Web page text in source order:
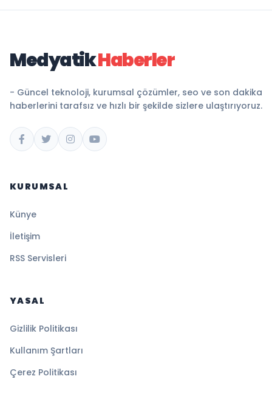
MedyatikHaberler
- Güncel teknoloji, kurumsal çözümler, seo ve son dakika
haberlerini tarafsız ve hızlı bir şekilde sizlere ulaştırıyoruz.
KURUMSAL
Künye
İletişim
RSS Servisleri
YASAL
Gizlilik Politikası
Kullanım Şartları
Çerez Politikası